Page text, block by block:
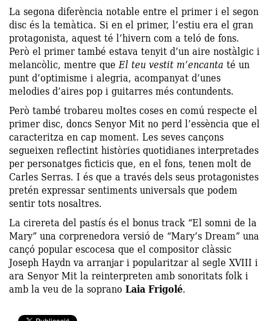
La segona diferència notable entre el primer i el segon
disc és la temàtica. Si en el primer, l’estiu era el gran
protagonista, aquest té l’hivern com a teló de fons.
Però el primer també estava tenyit d’un aire nostàlgic i
melancòlic, mentre queEl teu vestit m’encanta té un
punt d’optimisme i alegria, acompanyat d’unes
melodies d’aires pop i guitarres més contundents.
Però també trobareu moltes coses en comú respecte el
primer disc, doncs Senyor Mit no perd l’essència que el
caracteritza en cap moment. Les seves cançons
segueixen reflectint històries quotidianes interpretades
per personatges ficticis que, en el fons, tenen molt de
Carles Serras. I és que a través dels seus protagonistes
pretén expressar sentiments universals que podem
sentir tots nosaltres.
La cirereta del pastís és el bonus track “El somni de la
Mary” una corprenedora versió de “Mary’s Dream” una
cançó popular escocesa que el compositor clàssic
Joseph Haydn va arranjar i popularitzar al segle XVIII i
ara Senyor Mit la reinterpreten amb sonoritats folk i
amb la veu de la soprano Laia Frigolé.